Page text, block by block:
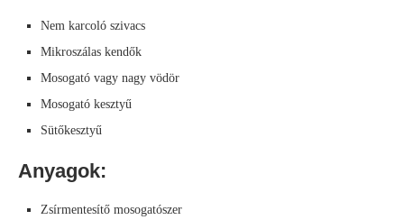
Nem karcoló szivacs
Mikroszálas kendők
Mosogató vagy nagy vödör
Mosogató kesztyű
Sütőkesztyű
Anyagok:
Zsírmentesítő mosogatószer